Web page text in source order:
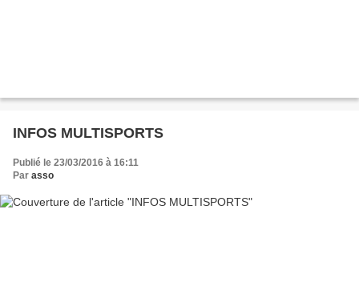
INFOS MULTISPORTS
Publié le 23/03/2016 à 16:11
Par asso